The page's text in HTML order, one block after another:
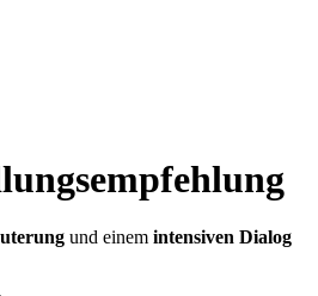
und einem intensiven Dialog